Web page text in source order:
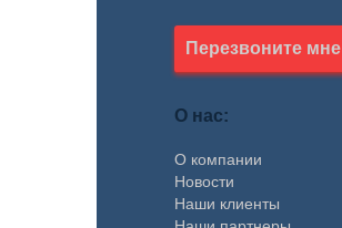
Перезвоните мне
О нас:
О компании
Новости
Наши клиенты